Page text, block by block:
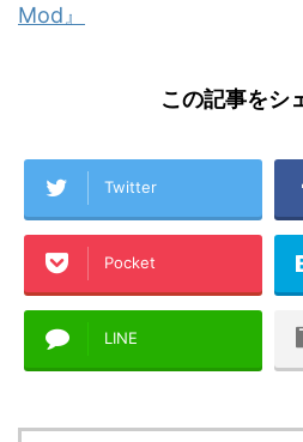
Mod』
この記事をシ
Twitter
Pocket
LINE